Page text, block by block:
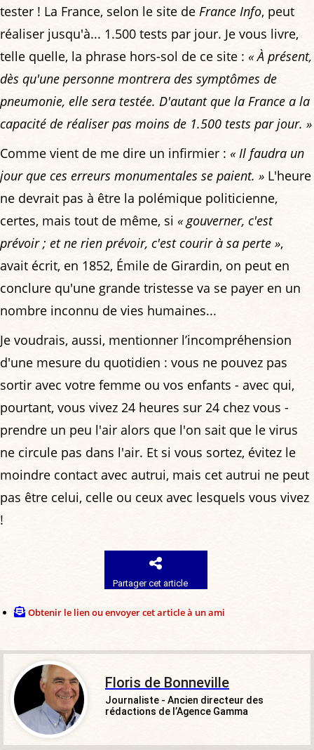
tester ! La France, selon le site de France Info, peut
réaliser jusqu'à... 1.500 tests par jour. Je vous livre,
telle quelle, la phrase hors-sol de ce site : « À présent,
dès qu'une personne montrera des symptômes de
pneumonie, elle sera testée. D'autant que la France a la
capacité de réaliser pas moins de 1.500 tests par jour. »
Comme vient de me dire un infirmier : « Il faudra un
jour que ces erreurs monumentales se paient. » L'heure
ne devrait pas à être la polémique politicienne,
certes, mais tout de même, si « gouverner, c'est
prévoir ; et ne rien prévoir, c'est courir à sa perte »,
avait écrit, en 1852, Émile de Girardin, on peut en
conclure qu'une grande tristesse va se payer en un
nombre inconnu de vies humaines...
Je voudrais, aussi, mentionner l’incompréhension
d'une mesure du quotidien : vous ne pouvez pas
sortir avec votre femme ou vos enfants - avec qui,
pourtant, vous vivez 24 heures sur 24 chez vous -
prendre un peu l'air alors que l'on sait que le virus
ne circule pas dans l'air. Et si vous sortez, évitez le
moindre contact avec autrui, mais cet autrui ne peut
pas être celui, celle ou ceux avec lesquels vous vivez
!
Partager cet article
Obtenir le lien ou envoyer cet article à un ami
Floris de Bonneville
Journaliste - Ancien directeur des
rédactions de l’Agence Gamma